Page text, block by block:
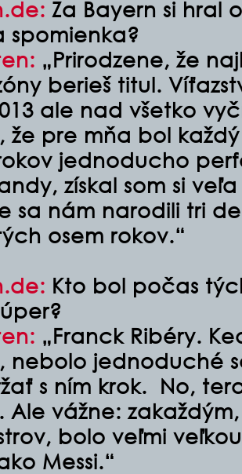
Za Bayern si hral
spomienka?
„Prirodzene, že
berieš titul.
ale nad všetko
že pre mňa bol
jednoducho
získal som si
sa nám narodili tri
osem rokov.“
Kto bol počas
„Franck Ribéry.
nebolo jednoduché
s ním krok. No,
Ale vážne:
bolo veľmi
Messi.“